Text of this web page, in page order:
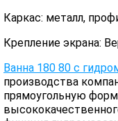
Каркас: металл,
Крепление экрана:
Ванна 180 80 с
производства
прямоугольную